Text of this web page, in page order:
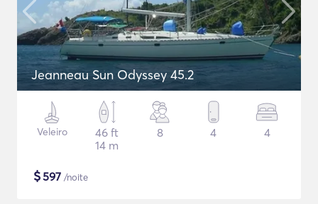
Jeanneau Sun Odyssey 45.2
Veleiro
46 ft
14 m
8 4 4
$597 /noite